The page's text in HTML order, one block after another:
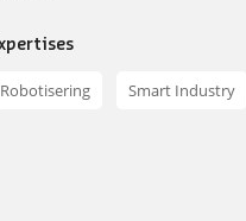
Robotisering Smart Industry